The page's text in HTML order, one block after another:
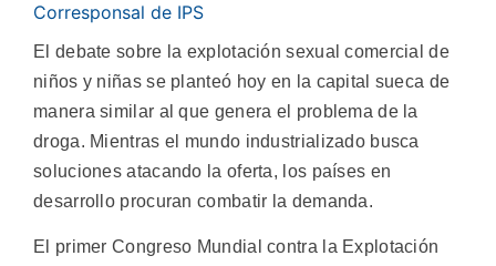
Corresponsal de IPS
El debate sobre la explotación sexual comercial de
niños y niñas se planteó hoy en la capital sueca de
manera similar al que genera el problema de la
droga. Mientras el mundo industrializado busca
soluciones atacando la oferta, los países en
desarrollo procuran combatir la demanda.
El primer Congreso Mundial contra la Explotación